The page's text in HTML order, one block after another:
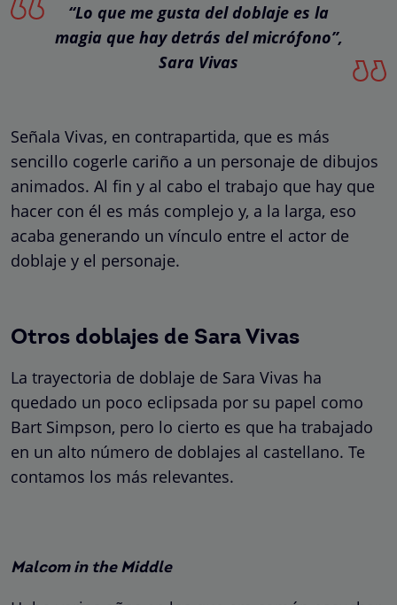
“Lo que me gusta del doblaje es la
magia que hay detrás del micrófono”,
Sara Vivas
Señala Vivas, en contrapartida, que es más
sencillo cogerle cariño a un personaje de dibujos
animados. Al fin y al cabo el trabajo que hay que
hacer con él es más complejo y, a la larga, eso
acaba generando un vínculo entre el actor de
doblaje y el personaje.
Otros doblajes de Sara Vivas
La trayectoria de doblaje de Sara Vivas ha
quedado un poco eclipsada por su papel como
Bart Simpson, pero lo cierto es que ha trabajado
en un alto número de doblajes al castellano. Te
contamos los más relevantes.
Malcom in the Middle